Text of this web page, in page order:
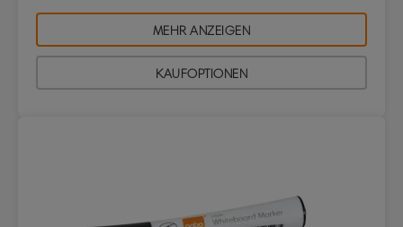
MEHR ANZEIGEN
KAUFOPTIONEN